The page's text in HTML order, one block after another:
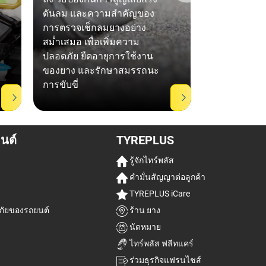
ดันลม และความสำคัญของ
การตรวจเช็กลมยางอย่าง
สม่ำเสมอ เพื่อเพิ่มความ
ปลอดภัย ยืดอายุการใช้งาน
ของยาง และรักษาสมรรถนะ
การขับขี่
ต์
ยของรถยนต์
TYREPLUS
รู้จักไทร์พลัส
คำมั่นสัญญาต่อลูกค้า
TYREPLUS iCare
ร้าน ยาง
นัดหมาย
ไทร์พลัส ฟลีทแคร์
ร่วมธุรกิจแฟรนไชส์